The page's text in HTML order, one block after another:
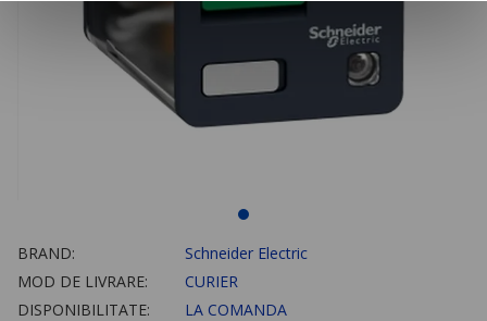
BRAND:
Schneider Electric
MOD DE LIVRARE:
CURIER
DISPONIBILITATE:
LA COMANDA